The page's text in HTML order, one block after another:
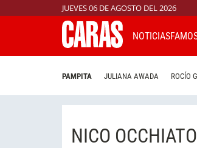
JUEVES 06 DE AGOSTO DEL 2026
NOTICIAS
PAMPITA JULIANA AWADA ROCÍO
NICO